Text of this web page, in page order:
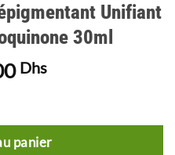
Unifiant
30ml
Dhs
Dépigmentant Unifiant
panier